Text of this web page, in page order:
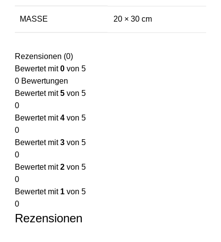
MASSE 20 × 30 cm
Rezensionen (0)
Bewertet mit0 von 5
0 Bewertungen
Bewertet mit5 von 5
0
Bewertet mit4 von 5
0
Bewertet mit3 von 5
0
Bewertet mit2 von 5
0
Bewertet mit 1 von 5
0
Rezensionen